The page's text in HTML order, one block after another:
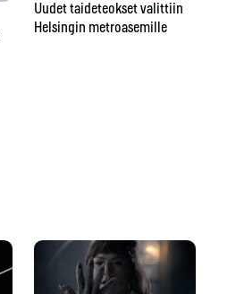
Uudet taideteokset valittiin
Helsingin metroasemille